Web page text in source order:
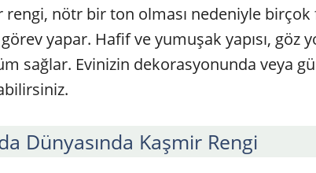
rengi, nötr bir ton olması nedeniyle birçok
yapar. Hafif ve yumuşak yapısı, göz
sağlar. Evinizin dekorasyonunda veya
Dünyasında Kaşmir Rengi